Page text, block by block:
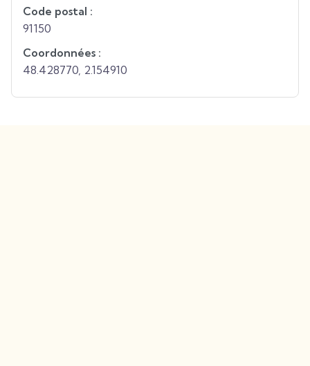
Code postal :
91150
Coordonnées :
48.428770 2.154910